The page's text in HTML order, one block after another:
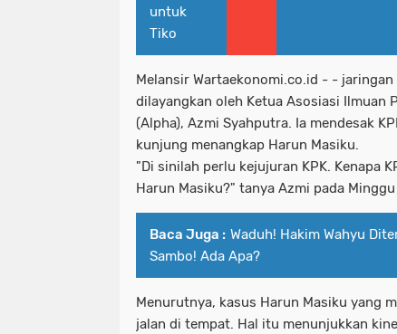
untuk
Tiko
Melansir Wartaekonomi.co.id - -
dilayangkan oleh Ketua Asosiasi Ilmuan
(Alpha), Azmi Syahputra. Ia mendesak
kunjung menangkap Harun Masiku.
"Di sinilah perlu kejujuran KPK. Kenapa
Harun Masiku?" tanya Azmi pada
Baca Juga : Waduh! Hakim Wahyu
Sambo! Ada Apa?
Menurutnya, kasus Harun Masiku yang
jalan di tempat. Hal itu menunjukkan